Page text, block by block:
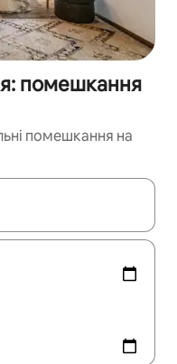
помешкання
помешкання на
для